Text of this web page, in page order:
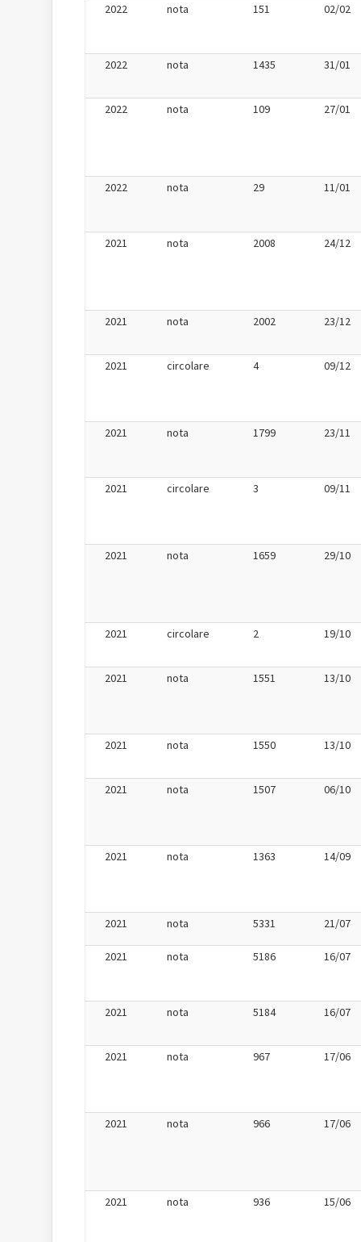
2022 nota 151 02/02
2022 nota 1435 31/01
2022 nota 109 27/01
2022 nota 29 11/01
2021 nota 2008 24/12
2021 nota 2002 23/12
2021 circolare 4 09/12
2021 nota 1799 23/11
2021 circolare 3 09/11
2021 nota 1659 29/10
2021 circolare 2 19/10
2021 nota 1551 13/10
2021 nota 1550 13/10
2021 nota 1507 06/10
2021 nota 1363 14/09
2021 nota 5331 21/07
2021 nota 5186 16/07
2021 nota 5184 16/07
2021 nota 967 17/06
2021 nota 966 17/06
2021 nota 936 15/06